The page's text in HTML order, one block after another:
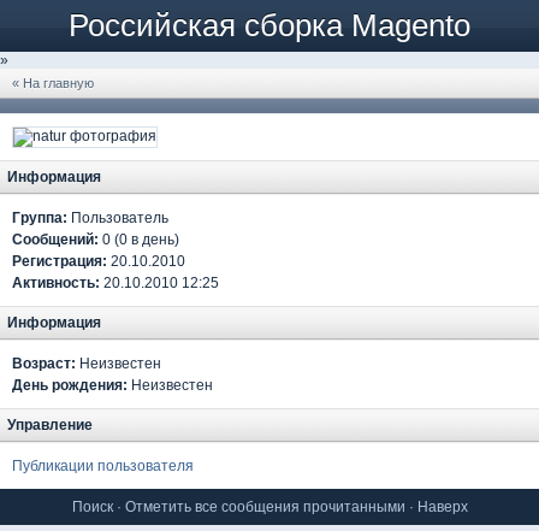
Российская сборка Magento
»
« На главную
Информация
Группа: Пользователь
Сообщений: 0 (0 в день)
Регистрация: 20.10.2010
Активность: 20.10.2010 12:25
Информация
Возраст: Неизвестен
День рождения: Неизвестен
Управление
Публикации пользователя
Поиск· Отметить все сообщения прочитанными · Наверх